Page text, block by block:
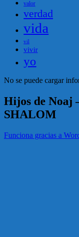
valor
verdad
vida
vil
vivir
yo
No se puede cargar
Hijos de Noaj
SHALOM
Funciona gracias a